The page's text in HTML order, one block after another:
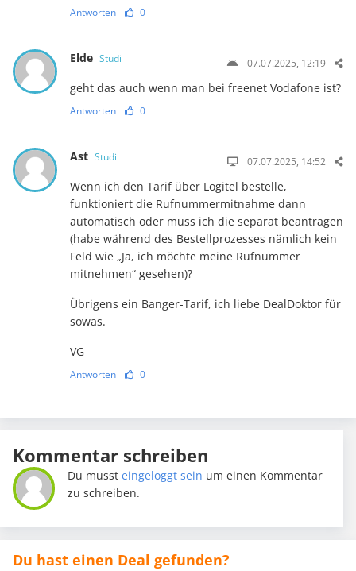
Antworten 0
Elde Studi 07.07.2025, 12:19
geht das auch wenn man bei freenet Vodafone ist?
Antworten 0
Ast Studi 07.07.2025, 14:52
Wenn ich den Tarif über Logitel bestelle,
funktioniert die Rufnummermitnahme dann
automatisch oder muss ich die separat beantragen
(habe während des Bestellprozesses nämlich kein
Feld wie „Ja, ich möchte meine Rufnummer
mitnehmen“ gesehen)?
Übrigens ein Banger-Tarif, ich liebe DealDoktor für
sowas.
VG
Antworten 0
Kommentar schreiben
Du mussteingeloggt sein um einen Kommentar
zu schreiben.
Du hast einen Deal gefunden?